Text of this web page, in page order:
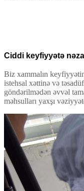
Ciddi keyfiyyətə
Biz xammalın
istehsal xəttinə və
göndərilmədən əvvəl
məhsulları yaxşı